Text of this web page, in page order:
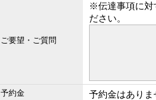
ご要望・ご質問
※伝達事項に対
ださい。
予約金 予約金はありま